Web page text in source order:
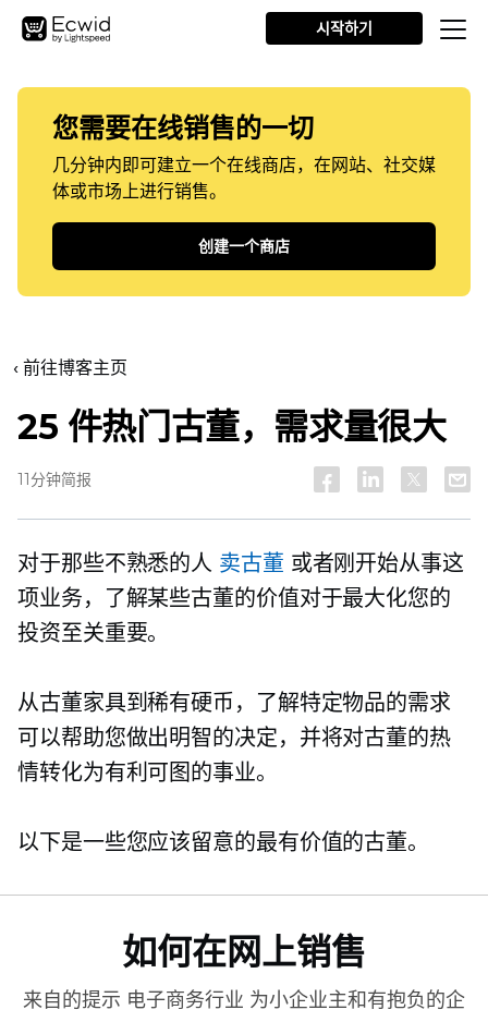
시작하기
您需要在线销售的一切
几分钟内即可建立一个在线商店，在网站、社交媒
体或市场上进行销售。
创建一个商店
‹ 前往博客主页
25 件热门古董，需求量很大
11分钟简报
对于那些不熟悉的人 卖古董 或者刚开始从事这
项业务，了解某些古董的价值对于最大化您的
投资至关重要。
从古董家具到稀有硬币，了解特定物品的需求
可以帮助您做出明智的决定，并将对古董的热
情转化为有利可图的事业。
以下是一些您应该留意的最有价值的古董。
如何在网上销售
来自的提示 电子商务行业 为小企业主和有抱负的企